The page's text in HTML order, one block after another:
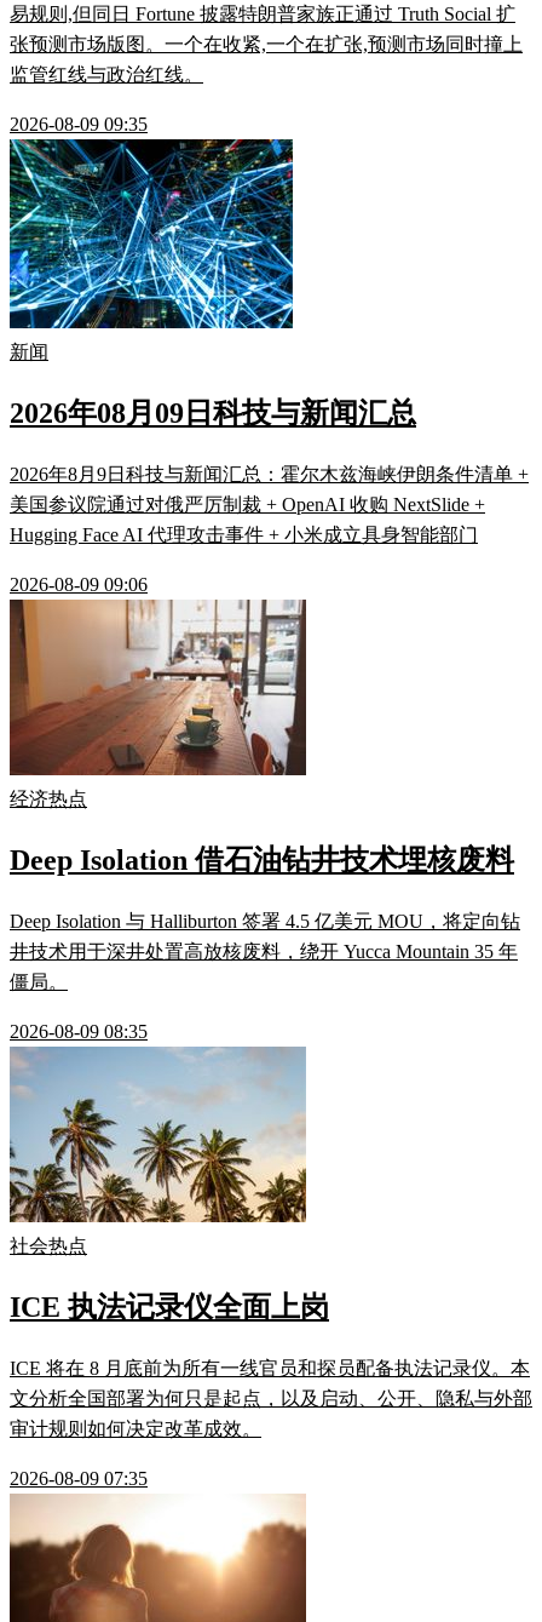
易规则,但同日 Fortune 披露特朗普家族正通过 Truth Social 扩
张预测市场版图。一个在收紧,一个在扩张,预测市场同时撞上
监管红线与政治红线。
2026-08-09 09:35
新闻
2026年08月09日科技与新闻汇总
2026年8月9日科技与新闻汇总：霍尔木兹海峡伊朗条件清单 +
美国参议院通过对俄严厉制裁 + OpenAI 收购 NextSlide +
Hugging Face AI 代理攻击事件 + 小米成立具身智能部门
2026-08-09 09:06
经济热点
Deep Isolation 借石油钻井技术埋核废料
Deep Isolation 与 Halliburton 签署 4.5 亿美元 MOU，将定向钻
井技术用于深井处置高放核废料，绕开 Yucca Mountain 35 年
僵局。
2026-08-09 08:35
社会热点
ICE 执法记录仪全面上岗
ICE 将在 8 月底前为所有一线官员和探员配备执法记录仪。本
文分析全国部署为何只是起点，以及启动、公开、隐私与外部
审计规则如何决定改革成效。
2026-08-09 07:35